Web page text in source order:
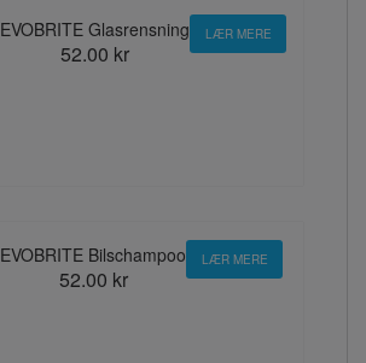
EVOBRITE Glasrensning
52.00 kr
LÆR MERE
EVOBRITE Bilschampoo
52.00 kr
LÆR MERE